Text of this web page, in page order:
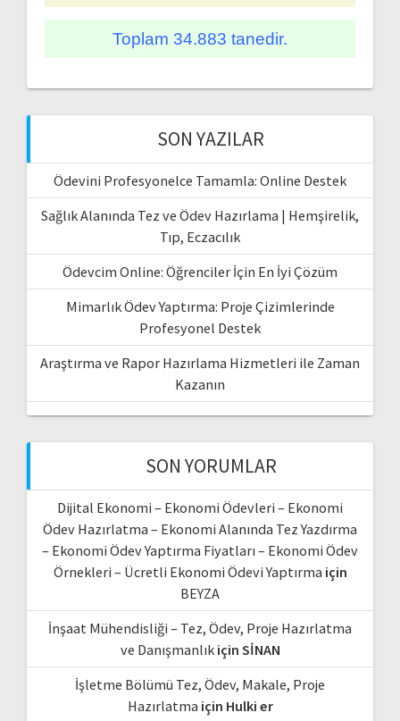
Toplam 34.883 tanedir.
SON YAZILAR
Ödevini Profesyonelce Tamamla: Online Destek
Sağlık Alanında Tez ve Ödev Hazırlama | Hemşirelik,
Tıp, Eczacılık
Ödevcim Online: Öğrenciler İçin En İyi Çözüm
Mimarlık Ödev Yaptırma: Proje Çizimlerinde
Profesyonel Destek
Araştırma ve Rapor Hazırlama Hizmetleri ile Zaman
Kazanın
SON YORUMLAR
Dijital Ekonomi – Ekonomi Ödevleri – Ekonomi
Ödev Hazırlatma – Ekonomi Alanında Tez Yazdırma
– Ekonomi Ödev Yaptırma Fiyatları – Ekonomi Ödev
Örnekleri – Ücretli Ekonomi Ödevi Yaptırma için
BEYZA
İnşaat Mühendisliği – Tez, Ödev, Proje Hazırlatma
ve Danışmanlıkiçin SİNAN
İşletme Bölümü Tez, Ödev, Makale, Proje
Hazırlatma için Hulki er